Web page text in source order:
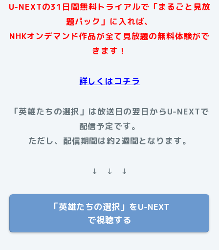
U-NEXTの31日間無料トライアルで「まるごと見放
題パック」に入れば、
NHKオンデマンド作品が全て見放題の無料体験がで
きます！
詳しくはコチラ
「英雄たちの選択」は放送日の翌日からU-NEXTで
配信予定です。
ただし、配信期間は約2週間となります。
↓ ↓ ↓
「英雄たちの選択」をU-NEXT
で視聴する